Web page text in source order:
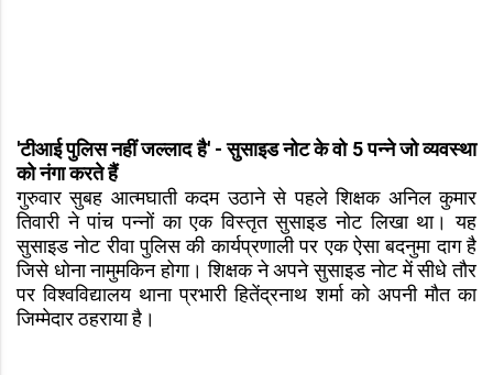
'टीआई पुलिस नहीं जल्लाद है' - सुसाइड नोट के वो 5 पन्ने जो व्यवस्था
को नंगा करते हैं
गुरुवार सुबह आत्मघाती कदम उठाने से पहले शिक्षक अनिल कुमार
तिवारी ने पांच पन्नों का एक विस्तृत सुसाइड नोट लिखा था। यह
सुसाइड नोट रीवा पुलिस की कार्यप्रणाली पर एक ऐसा बदनुमा दाग है
जिसे धोना नामुमकिन होगा। शिक्षक ने अपने सुसाइड नोट में सीधे तौर
पर विश्वविद्यालय थाना प्रभारी हितेंद्रनाथ शर्मा को अपनी मौत का
जिम्मेदार ठहराया है।